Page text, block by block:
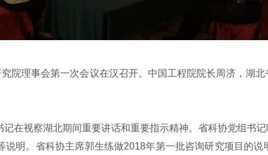
理事会第一次会议在汉召开。中国工程院院长周济，湖北
视察湖北期间重要讲话和重要指示精神。省科协党组书
说明。省科协主席郭生练做2018年第一批咨询研究项目的